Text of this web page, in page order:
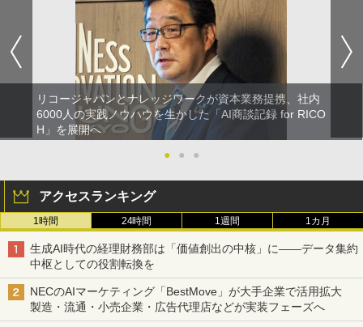
リコージャパンとナレッジワークが資本業務提携、社内
6000人の実践ノウハウを生かした「AI商談記録 for RICO
H」を展開へ
●
● ●
アクセスランキング
1時間 24時間 1週間 1カ月
生成AI時代の経理財務部は「価値創出の中核」に――データ集約
中枢としての役割転換を
NECのAIマーケティング「BestMove」が大手企業で活用拡大
製造・流通・小売企業・広告代理店などが実装フェーズへ